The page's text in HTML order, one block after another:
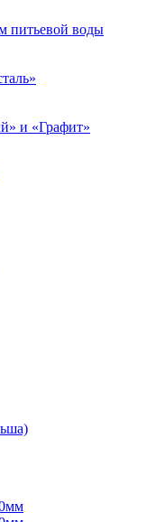
питьевой воды
и «Графит»